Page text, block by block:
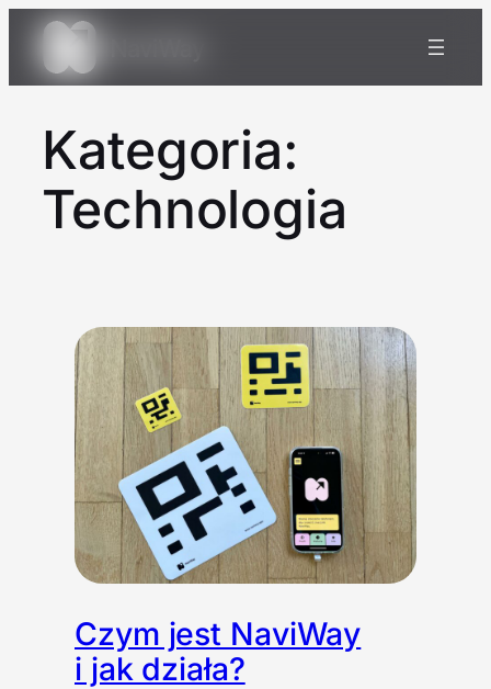
Przejdź
treści
Kategoria:
Technologia
Czym jest NaviWay
i jak działa?